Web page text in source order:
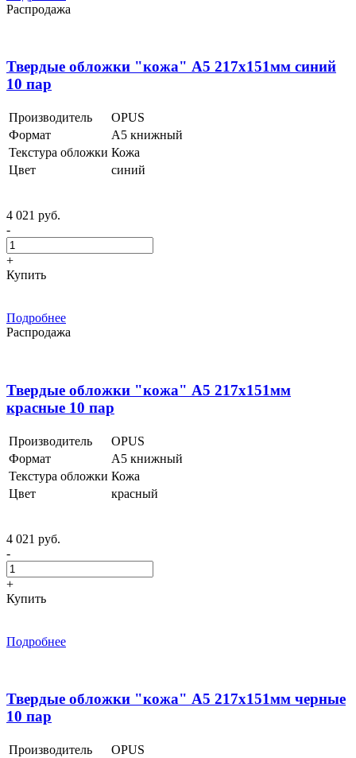
Распродажа
Твердые обложки "кожа" А5 217х151мм синий
10 пар
Производитель
OPUS
Формат
А5 книжный
Текстура обложки Кожа
Цвет
синий
4 021 руб.
-
+
Купить
Подробнее
Распродажа
Твердые обложки "кожа" А5 217х151мм
красные 10 пар
Производитель
OPUS
Формат
А5 книжный
Текстура обложки Кожа
Цвет
красный
4 021 руб.
-
+
Купить
Подробнее
Твердые обложки "кожа" А5 217х151мм черные
10 пар
Производитель
OPUS